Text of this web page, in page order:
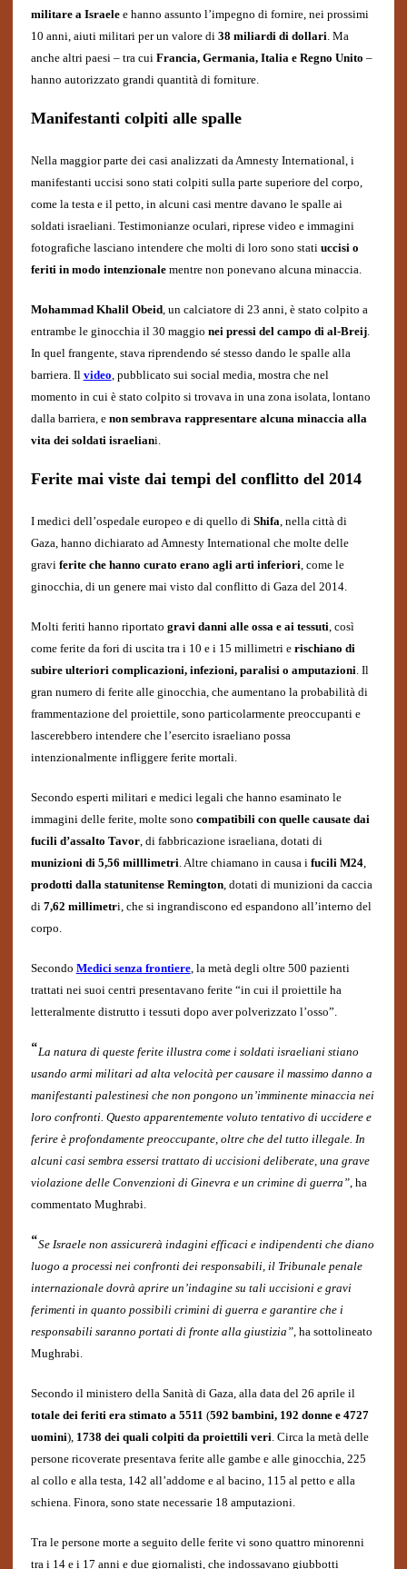
militare a Israelee hanno assunto l’impegno di fornire, nei prossimi
10 anni, aiuti militari per un valore di 38 miliardi di dollari. Ma
anche altri paesi – tra cui Francia, Germania, Italia e Regno Unito –
hanno autorizzato grandi quantità di forniture.
Manifestanti colpiti alle spalle
Nella maggior parte dei casi analizzati da Amnesty International, i
manifestanti uccisi sono stati colpiti sulla parte superiore del corpo,
come la testa e il petto, in alcuni casi mentre davano le spalle ai
soldati israeliani. Testimonianze oculari, riprese video e immagini
fotografiche lasciano intendere che molti di loro sono stati uccisi o
feriti in modo intenzionalementre non ponevano alcuna minaccia.
Mohammad Khalil Obeid, un calciatore di 23 anni, è stato colpito a
entrambe le ginocchia il 30 maggio nei pressi del campo di al-Breij.
In quel frangente, stava riprendendo sé stesso dando le spalle alla
barriera. Il video, pubblicato sui social media, mostra che nel
momento in cui è stato colpito si trovava in una zona isolata, lontano
dalla barriera, enon sembrava rappresentare alcuna minaccia alla
vita dei soldati israeliani.
Ferite mai viste dai tempi del conflitto del 2014
I medici dell’ospedale europeo e di quello di Shifa, nella città di
Gaza, hanno dichiarato ad Amnesty International che molte delle
gravi ferite che hanno curato erano agli arti inferiori, come le
ginocchia, di un genere mai visto dal conflitto di Gaza del 2014.
Molti feriti hanno riportato gravi danni alle ossa e ai tessuti, così
come ferite da fori di uscita tra i 10 e i 15 millimetri e rischiano di
subire ulteriori complicazioni, infezioni, paralisi o amputazioni. Il
gran numero di ferite alle ginocchia, che aumentano la probabilità di
frammentazione del proiettile, sono particolarmente preoccupanti e
lascerebbero intendere che l’esercito israeliano possa
intenzionalmente infliggere ferite mortali.
Secondo esperti militari e medici legali che hanno esaminato le
immagini delle ferite, molte sono compatibili con quelle causate dai
fucili d’assalto Tavor, di fabbricazione israeliana, dotati di
munizioni di 5,56 milllimetri. Altre chiamano in causa ifucili M24,
prodotti dalla statunitense Remington, dotati di munizioni da caccia
di 7,62 millimetri, che si ingrandiscono ed espandono all’interno del
corpo.
Secondo Medici senza frontiere, la metà degli oltre 500 pazienti
trattati nei suoi centri presentavano ferite “in cui il proiettile ha
letteralmente distrutto i tessuti dopo aver polverizzato l’osso”.
“La natura di queste ferite illustra come i soldati israeliani stiano
usando armi militari ad alta velocità per causare il massimo danno a
manifestanti palestinesi che non pongono un’imminente minaccia nei
loro confronti. Questo apparentemente voluto tentativo di uccidere e
ferire è profondamente preoccupante, oltre che del tutto illegale. In
alcuni casi sembra essersi trattato di uccisioni deliberate, una grave
violazione delle Convenzioni di Ginevra e un crimine di guerra”, ha
commentato Mughrabi.
“Se Israele non assicurerà indagini efficaci e indipendenti che diano
luogo a processi nei confronti dei responsabili, il Tribunale penale
internazionale dovrà aprire un’indagine su tali uccisioni e gravi
ferimenti in quanto possibili crimini di guerra e garantire che i
responsabili saranno portati di fronte alla giustizia”, ha sottolineato
Mughrabi.
Secondo il ministero della Sanità di Gaza, alla data del 26 aprile il
totale dei feriti era stimato a 5511 (592 bambini, 192 donne e 4727
uomini), 1738 dei quali colpiti da proiettili veri. Circa la metà delle
persone ricoverate presentava ferite alle gambe e alle ginocchia, 225
al collo e alla testa, 142 all’addome e al bacino, 115 al petto e alla
schiena. Finora, sono state necessarie 18 amputazioni.
Tra le persone morte a seguito delle ferite vi sono quattro minorenni
tra i 14 e i 17 anni e due giornalisti, che indossavano giubbotti